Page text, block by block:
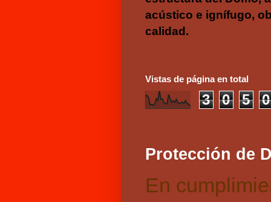
acústico e ignífugo,
calidad.
Vistas de página en total
3 0 5 0
Protección de
En